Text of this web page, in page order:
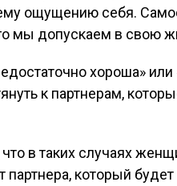
ощущению себя.
мы допускаем в свою
хороша»
к партнерам,
в таких случаях
партнера, который